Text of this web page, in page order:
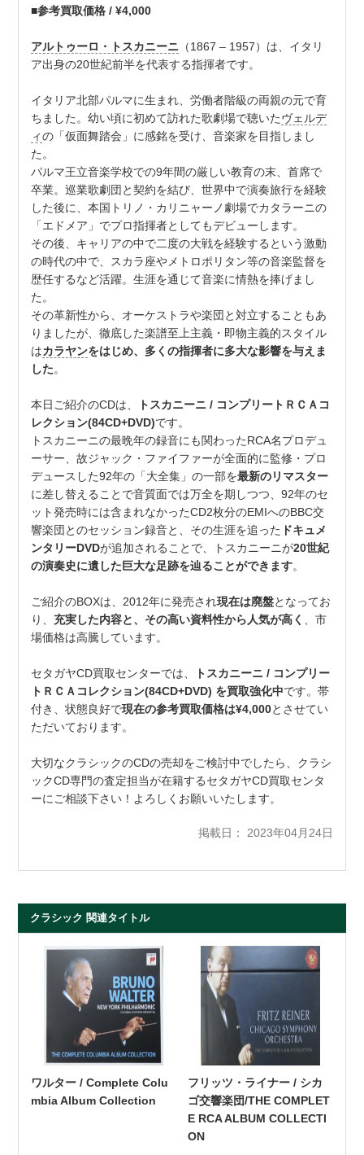
■参考買取価格 / ¥4,000
アルトゥーロ・トスカニーニ （1867 – 1957）は、イタリ
ア出身の20世紀前半を代表する指揮者です。
イタリア北部パルマに生まれ、労働者階級の両親の元で育
ちました。幼い頃に初めて訪れた歌劇場で聴いたヴェルデ
ィの「仮面舞踏会」に感銘を受け、音楽家を目指しまし
た。
パルマ王立音楽学校での9年間の厳しい教育の末、首席で
卒業。巡業歌劇団と契約を結び、世界中で演奏旅行を経験
した後に、本国トリノ・カリニャーノ劇場でカタラーニの
「エドメア」でプロ指揮者としてもデビューします。
その後、キャリアの中で二度の大戦を経験するという激動
の時代の中で、スカラ座やメトロポリタン等の音楽監督を
歴任するなど活躍。生涯を通じて音楽に情熱を捧げまし
た。
その革新性から、オーケストラや楽団と対立することもあ
りましたが、徹底した楽譜至上主義・即物主義的スタイル
はカラヤンをはじめ、多くの指揮者に多大な影響を与えま
した。
本日ご紹介のCDは、
トスカニーニ / コンプリートＲＣＡコ
レクション(84CD+DVD)です。
トスカニーニの最晩年の録音にも関わったRCA名プロデュ
ーサー、故ジャック・ファイファーが全面的に監修・プロ
デュースした92年の「大全集」の一部を最新のリマスター
に差し替えることで音質面では万全を期しつつ、92年のセ
ット発売時には含まれなかったCD2枚分のEMIへのBBC交
響楽団とのセッション録音と、その生涯を追った ドキュメ
ンタリーDVDが追加されることで、トスカニーニが20世紀
の演奏史に遺した巨大な足跡を辿ることができます。
ご紹介のBOXは、2012年に発売され現在は廃盤となってお
り、 充実した内容と、その高い資料性から人気が高く
、市
場価格は高騰しています。
セタガヤCD買取センターでは、
トスカニーニ / コンプリー
トＲＣＡコレクション(84CD+DVD) を買取強化中です。帯
付き、状態良好で現在の参考買取価格は¥4,000とさせてい
ただいております。
大切なクラシックのCDの売却をご検討中でしたら、クラシ
ックCD専門の査定担当が在籍するセタガヤCD買取センタ
ーにご相談下さい！よろしくお願いいたします。
掲載日： 2023年04月24日
クラシック 関連タイトル
ワルター / Complete Colu
mbia Album Collection
フリッツ・ライナー / シカ
ゴ交響楽団/THE COMPLET
E RCA ALBUM COLLECTI
ON